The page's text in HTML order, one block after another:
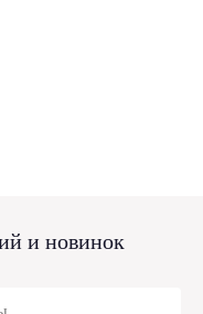
и новинок